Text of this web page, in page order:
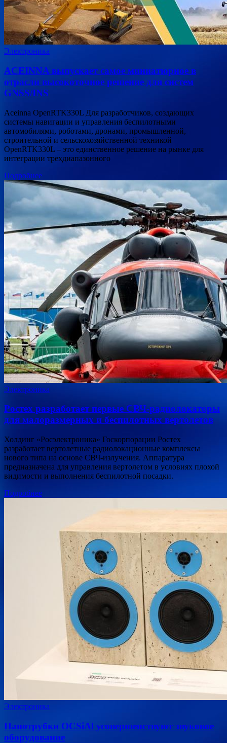
Электроника
ACEINNA выпускает самое миниатюрное в
отрасли высокоточное решение для систем
GNSS/INS
Aceinna OpenRTK330L Для разработчиков, создающих
системы навигации и управления беспилотными
автомобилями, роботами, дронами, промышленной,
строительной и сельскохозяйственной техникой
OpenRTK330L – это единственное решение на рынке для
интеграции трехдиапазонного
Подробнее
Электроника
Ростех разработает первые СВЧ-радиолокаторы
для малоразмерных и беспилотных вертолетов
Холдинг «Росэлектроника» Госкорпорации Ростех
разработает вертолетные радиолокационные комплексы
нового типа на основе СВЧ-излучения. Аппаратура
предназначена для управления вертолетом в условиях плохой
видимости и выполнения беспилотной посадки.
Подробнее
Электроника
Нанотрубки OCSiAl усовершенствуют звуковое
оборудование